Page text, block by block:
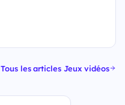
Tous les articles Jeux vidéos